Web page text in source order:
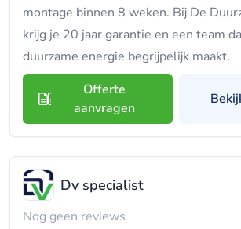
montage binnen 8 weken. Bij De
krijg je 20 jaar garantie en een team
duurzame energie begrijpelijk maakt.
Offerte
aanvragen
Dv specialist
Nog geen reviews